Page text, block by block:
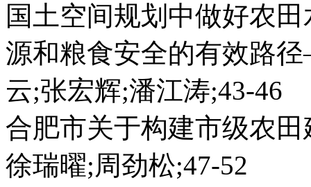
国土空间规划中做好农
源和粮食安全的有效路
云;张宏辉;潘江涛;43-46
合肥市关于构建市级农
徐瑞曜;周劲松;47-52